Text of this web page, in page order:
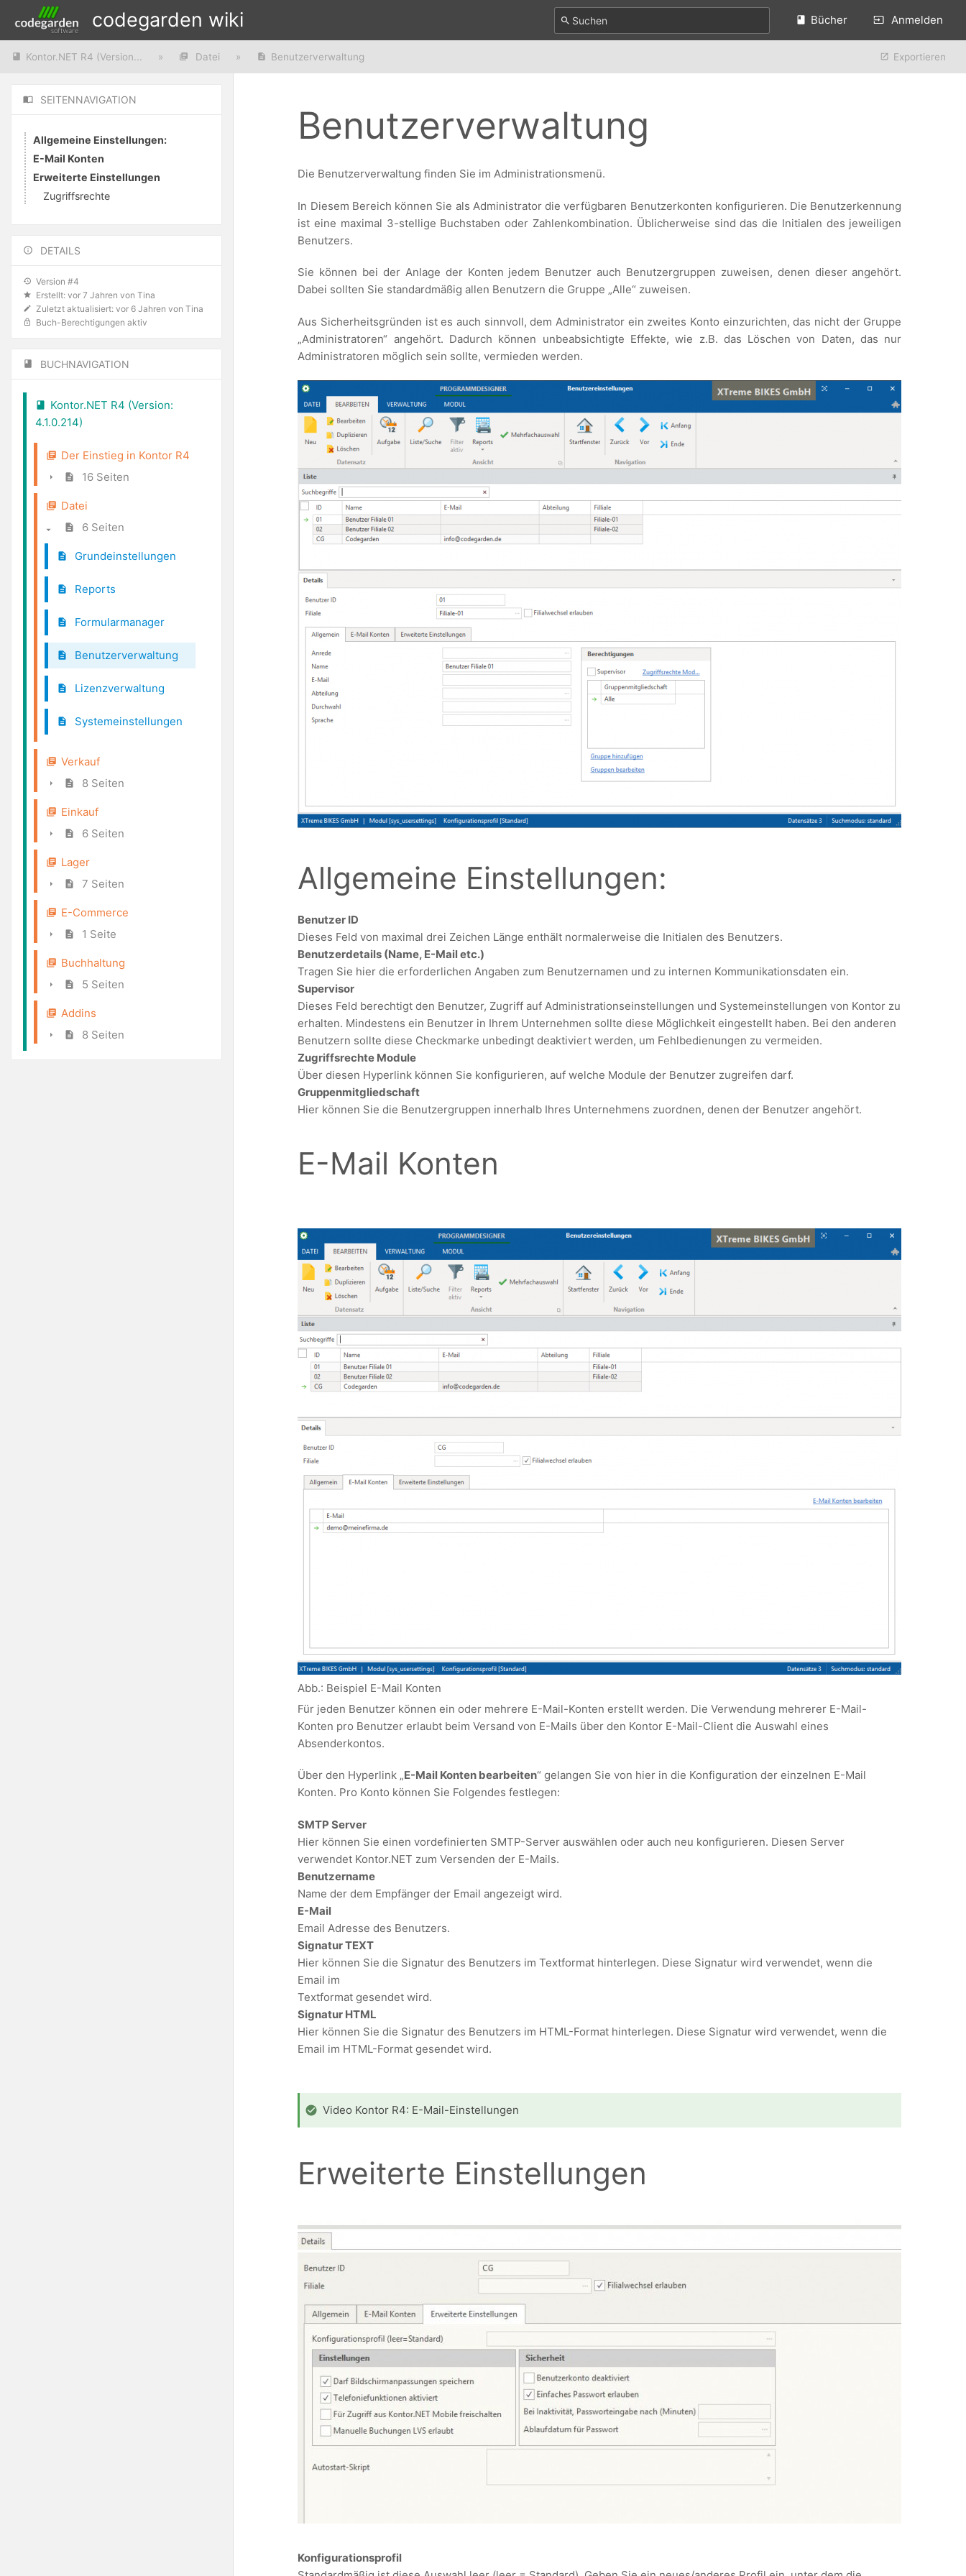
codegarden wiki Bücher Anmelden
Kontor.NET R4 (Version... » Datei » Benutzerverwaltung Exportieren
SEITENNAVIGATION
Allgemeine Einstellungen:
E-Mail Konten
Erweiterte Einstellungen
Zugriffsrechte
DETAILS
Version #4
Erstellt: vor 7 Jahren von Tina
Zuletzt aktualisiert: vor 6 Jahren von Tina
Buch-Berechtigungen aktiv
BUCHNAVIGATION
Kontor.NET R4 (Version:
4.1.0.214)
Der Einstieg in Kontor R4
16 Seiten
Datei
6 Seiten
Grundeinstellungen
Reports
Formularmanager
Benutzerverwaltung
Lizenzverwaltung
Systemeinstellungen
Verkauf
8 Seiten
Einkauf
6 Seiten
Lager
7 Seiten
E-Commerce
1 Seite
Buchhaltung
5 Seiten
Addins
8 Seiten
Benutzerverwaltung
Die Benutzerverwaltung finden Sie im Administrationsmenü.
In Diesem Bereich können Sie als Administrator die verfügbaren Benutzerkonten konfigurieren. Die Benutzerkennung
ist eine maximal 3-stellige Buchstaben oder Zahlenkombination. Üblicherweise sind das die Initialen des jeweiligen
Benutzers.
Sie können bei der Anlage der Konten jedem Benutzer auch Benutzergruppen zuweisen, denen dieser angehört.
Dabei sollten Sie standardmäßig allen Benutzern die Gruppe „Alle“ zuweisen.
Aus Sicherheitsgründen ist es auch sinnvoll, dem Administrator ein zweites Konto einzurichten, das nicht der Gruppe
„Administratoren“ angehört. Dadurch können unbeabsichtigte Effekte, wie z.B. das Löschen von Daten, das nur
Administratoren möglich sein sollte, vermieden werden.
Allgemeine Einstellungen:
Benutzer ID
Dieses Feld von maximal drei Zeichen Länge enthält normalerweise die Initialen des Benutzers.
Benutzerdetails (Name, E-Mail etc.)
Tragen Sie hier die erforderlichen Angaben zum Benutzernamen und zu internen Kommunikationsdaten ein.
Supervisor
Dieses Feld berechtigt den Benutzer, Zugriff auf Administrationseinstellungen und Systemeinstellungen von Kontor zu
erhalten. Mindestens ein Benutzer in Ihrem Unternehmen sollte diese Möglichkeit eingestellt haben. Bei den anderen
Benutzern sollte diese Checkmarke unbedingt deaktiviert werden, um Fehlbedienungen zu vermeiden.
Zugriffsrechte Module
Über diesen Hyperlink können Sie konfigurieren, auf welche Module der Benutzer zugreifen darf.
Gruppenmitgliedschaft
Hier können Sie die Benutzergruppen innerhalb Ihres Unternehmens zuordnen, denen der Benutzer angehört.
E-Mail Konten
Abb.: Beispiel E-Mail Konten
Für jeden Benutzer können ein oder mehrere E-Mail-Konten erstellt werden. Die Verwendung mehrerer E-Mail-
Konten pro Benutzer erlaubt beim Versand von E-Mails über den Kontor E-Mail-Client die Auswahl eines
Absenderkontos.
Über den Hyperlink „E-Mail Konten bearbeiten“ gelangen Sie von hier in die Konfiguration der einzelnen E-Mail
Konten. Pro Konto können Sie Folgendes festlegen:
SMTP Server
Hier können Sie einen vordefinierten SMTP-Server auswählen oder auch neu konfigurieren. Diesen Server
verwendet Kontor.NET zum Versenden der E-Mails.
Benutzername
Name der dem Empfänger der Email angezeigt wird.
E-Mail
Email Adresse des Benutzers.
Signatur TEXT
Hier können Sie die Signatur des Benutzers im Textformat hinterlegen. Diese Signatur wird verwendet, wenn die
Email im
Textformat gesendet wird.
Signatur HTML
Hier können Sie die Signatur des Benutzers im HTML-Format hinterlegen. Diese Signatur wird verwendet, wenn die
Email im HTML-Format gesendet wird.
Video Kontor R4: E-Mail-Einstellungen
Erweiterte Einstellungen
Konfigurationsprofil